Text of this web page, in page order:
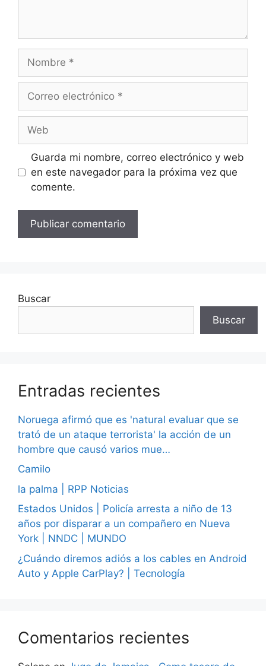
Nombre
Correo
Web
Guarda mi nombre, correo electrónico y web
en este navegador para la próxima vez que
comente.
Buscar
Buscar
Entradas recientes
Noruega afirmó que es 'natural evaluar que se
trató de un ataque terrorista' la acción de un
hombre que causó varios mue…
Camilo
la palma | RPP Noticias
Estados Unidos | Policía arresta a niño de 13
años por disparar a un compañero en Nueva
York | NNDC | MUNDO
¿Cuándo diremos adiós a los cables en Android
Auto y Apple CarPlay? | Tecnología
Comentarios recientes